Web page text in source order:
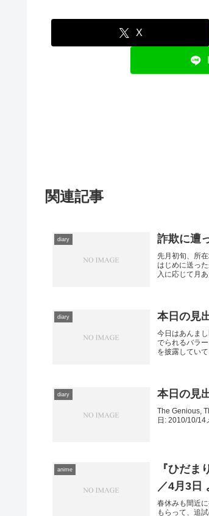
X
関連記事
diary 詐欺に遭
先月初旬、所
はじめに送っ
入に応じて月
diary 本日の見
今日はあんま
でられるバラ
を披露してい
diary 本日の見
The Genious,
日: 2010/10/14
anime
『ひだ
／4月3日
春休みも間近
もらって、追